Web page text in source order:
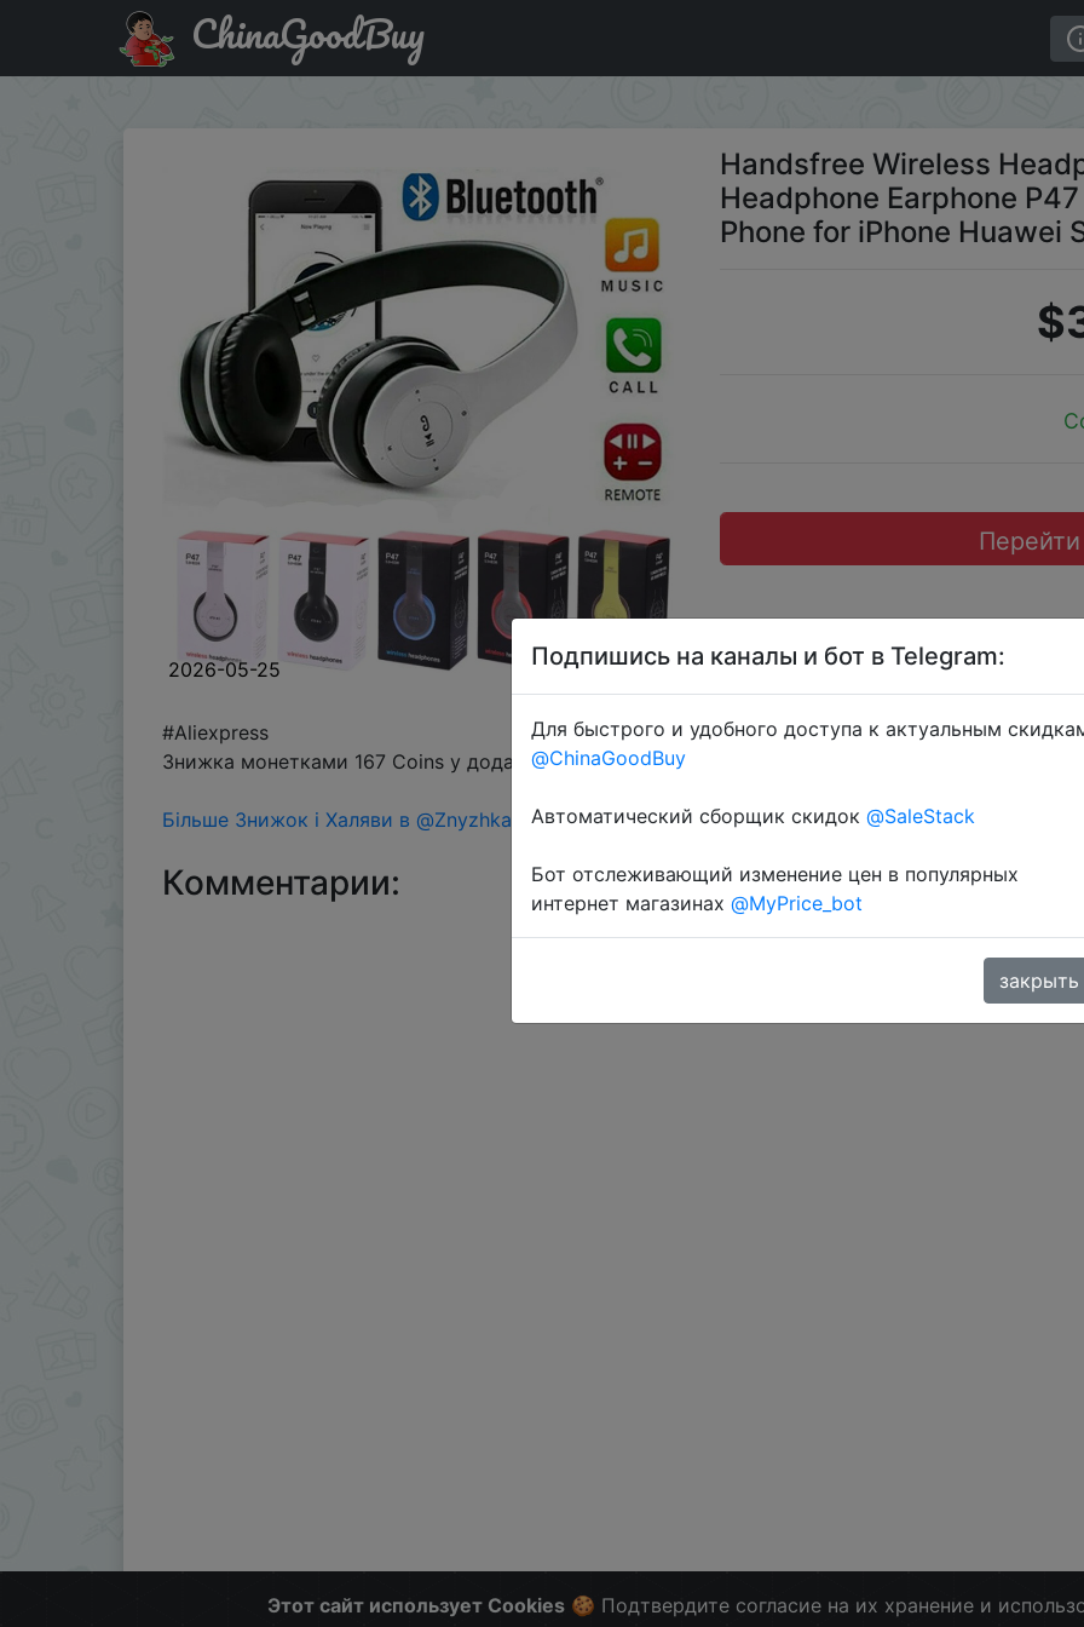
Купить по распродаже : Handsfree Wireless Headphones Noise Canceling Headphone Earphone P47 headset
ChinaGoodBuy
2026-05-25
Handsfree Wireless
Headphone Earphone
Phone for iPhone Huawei
#Aliexpress
Знижка монетками 167 Coins у додатку через розділ монет.
Більше Знижок і Халяви в @ZnyzhkaUA
Комментарии:
Этот сайт использует Cookies🍪 Подтвердите согласие на их хранение и
Подпишись на каналы и бот в Telegram:
Для быстрого и удобного доступа к актуальным
@ChinaGoodBuy
Автоматический сборщик скидок @SaleStack
Бот отслеживающий изменение цен в популярных
интернет магазинах @MyPrice_bot
закрыть